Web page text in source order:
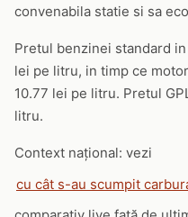
convenabila statie si sa
Pretul benzinei standard
lei pe litru, in timp ce
10.77 lei pe litru. Pretul
litru.
Context național: vezi
cu cât s-au scumpit